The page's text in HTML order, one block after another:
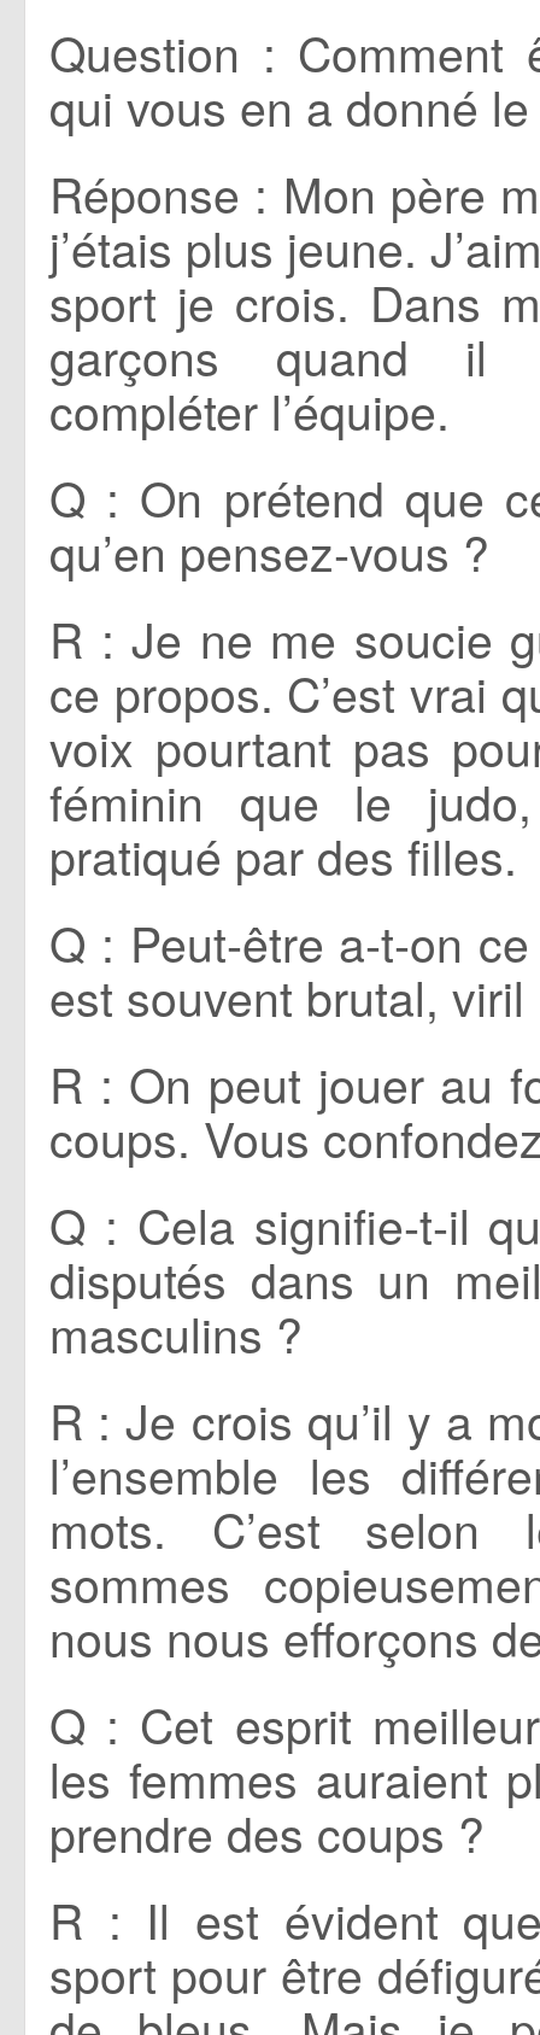
Question : Comment
qui vous en a donné
Réponse : Mon père
j’étais plus jeune.
sport je crois. Dans
garçons quand il
compléter l’équipe.
Q : On prétend que
qu’en pensez-vous ?
R : Je ne me soucie
ce propos. C’est vrai
voix pourtant pas
féminin que le
pratiqué par des filles.
Q : Peut-être a-t-on
est souvent brutal,
R : On peut jouer au
coups. Vous
Q : Cela signifie-t-il
disputés dans un
masculins ?
R : Je crois qu’il y a
l’ensemble les
mots. C’est selon
sommes
nous nous efforçons
Q : Cet esprit
les femmes auraient
prendre des coups ?
R : Il est évident
sport pour être